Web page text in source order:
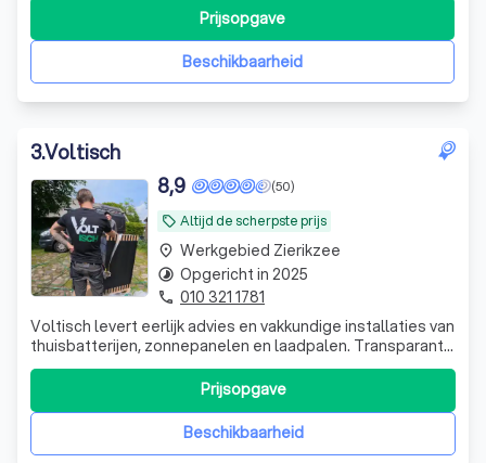
kleinschalig installatiebedrijf, richten we ons op het
leveren van topkwaliteit diensten, variërend van het
verplaatsen van stopcontacten tot het ver
Beschikbaarheid
Prijsopgave
3.Voltisch
local_offer Altijd de scherpste prijs
(50)
8,9
Voltisch levert eerlijk advies en vakkundige installaties van
thuisbatterijen, zonnepanelen en laadpalen. Transparant,
betrouwbaar en volledig afgestemd op uw woning en
Beschikbaarheid
Prijsopgave
place Werkgebied Zierikzee
timelapse Opgericht in 2025
phone 010 321 1781